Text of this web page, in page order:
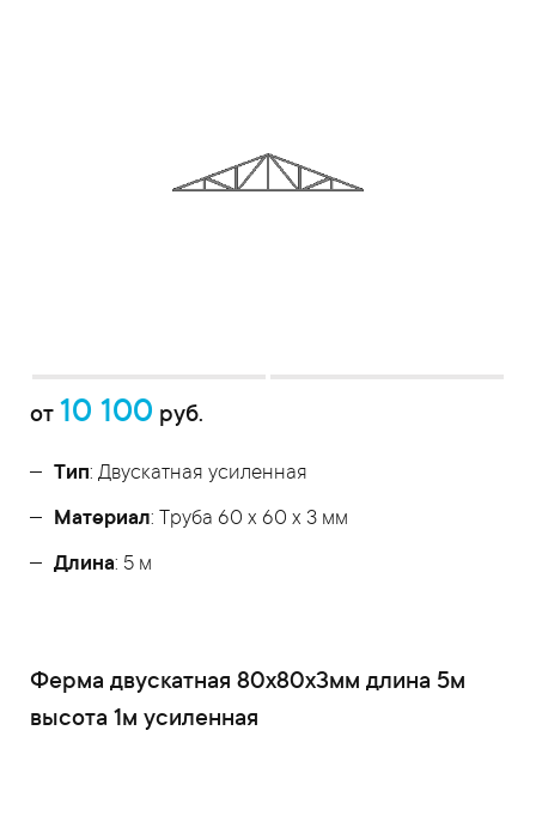
от 10 100 руб.
Тип: Двускатная усиленная
Материал: Труба 60 x 60 x 3 мм
Длина: 5 м
Ферма двускатная 80x80x3мм длина 5м
высота 1м усиленная